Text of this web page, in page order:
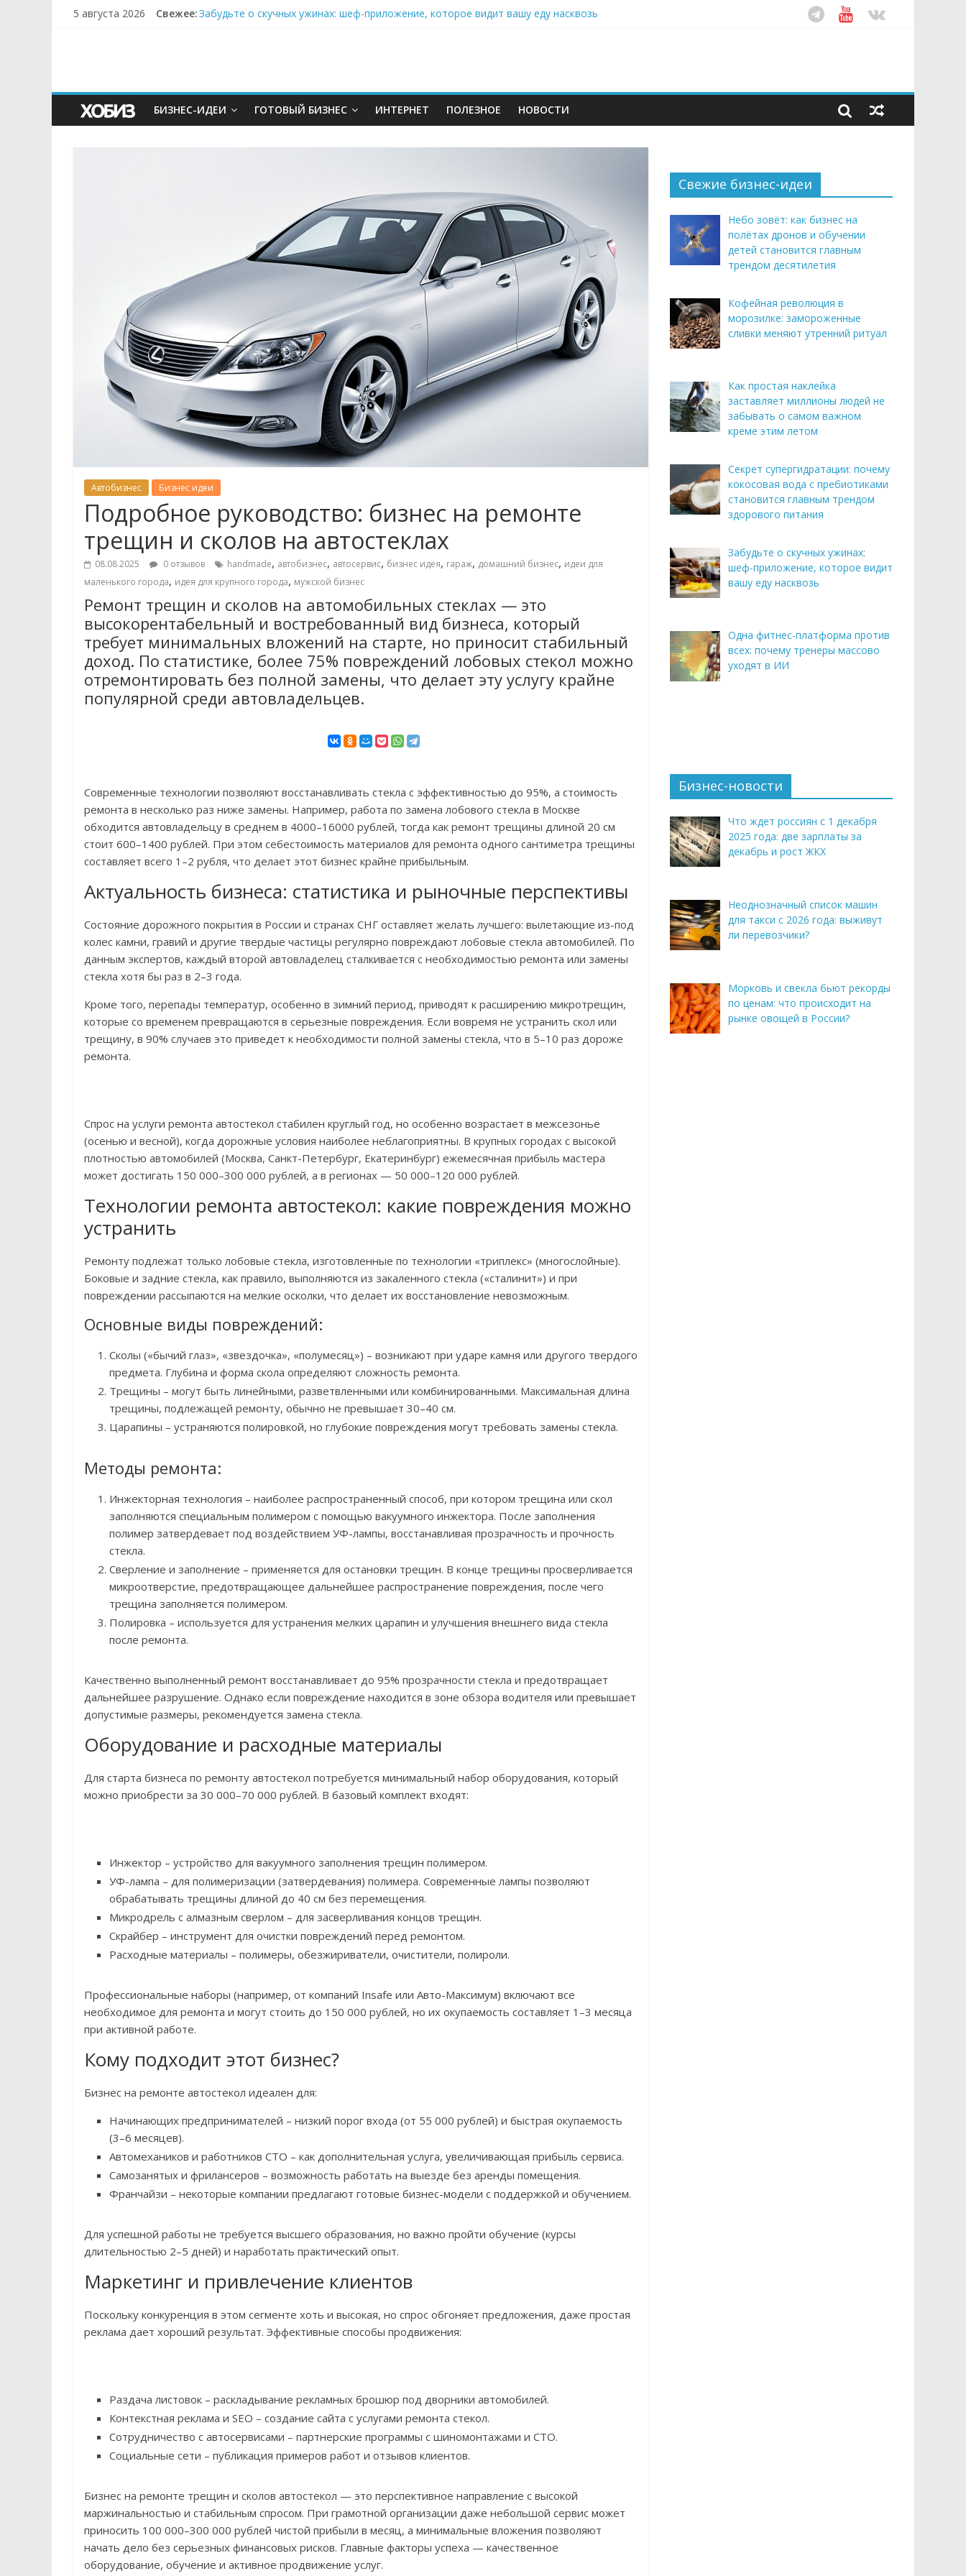
5 августа 2026 Свежее:Забудьте о скучных ужинах: шеф-приложение, которое видит вашу еду насквозь
БИЗНЕС-ИДЕИ ГОТОВЫЙ БИЗНЕС ИНТЕРНЕТ ПОЛЕЗНОЕ НОВОСТИ
Автобизнес Бизнес идеи
Подробное руководство: бизнес на ремонте
трещин и сколов на автостеклах
08.08.2025 0 отзывов handmade, автобизнес, автосервис, бизнес идея, гараж, домашний бизнес, идеи для
маленького города, идея для крупного города, мужской бизнес
Ремонт трещин и сколов на автомобильных стеклах — это
высокорентабельный и востребованный вид бизнеса, который
требует минимальных вложений на старте, но приносит стабильный
доход. По статистике, более 75% повреждений лобовых стекол можно
отремонтировать без полной замены, что делает эту услугу крайне
популярной среди автовладельцев.
Современные технологии позволяют восстанавливать стекла с эффективностью до 95%, а стоимость
ремонта в несколько раз ниже замены. Например, работа по замена лобового стекла в Москве
обходится автовладельцу в среднем в 4000–16000 рублей, тогда как ремонт трещины длиной 20 см
стоит 600–1400 рублей. При этом себестоимость материалов для ремонта одного сантиметра трещины
составляет всего 1–2 рубля, что делает этот бизнес крайне прибыльным.
Актуальность бизнеса: статистика и рыночные перспективы
Состояние дорожного покрытия в России и странах СНГ оставляет желать лучшего: вылетающие из-под
колес камни, гравий и другие твердые частицы регулярно повреждают лобовые стекла автомобилей. По
данным экспертов, каждый второй автовладелец сталкивается с необходимостью ремонта или замены
стекла хотя бы раз в 2–3 года.
Кроме того, перепады температур, особенно в зимний период, приводят к расширению микротрещин,
которые со временем превращаются в серьезные повреждения. Если вовремя не устранить скол или
трещину, в 90% случаев это приведет к необходимости полной замены стекла, что в 5–10 раз дороже
ремонта.
Спрос на услуги ремонта автостекол стабилен круглый год, но особенно возрастает в межсезонье
(осенью и весной), когда дорожные условия наиболее неблагоприятны. В крупных городах с высокой
плотностью автомобилей (Москва, Санкт-Петербург, Екатеринбург) ежемесячная прибыль мастера
может достигать 150 000–300 000 рублей, а в регионах — 50 000–120 000 рублей.
Технологии ремонта автостекол: какие повреждения можно
устранить
Ремонту подлежат только лобовые стекла, изготовленные по технологии «триплекс» (многослойные).
Боковые и задние стекла, как правило, выполняются из закаленного стекла («сталинит») и при
повреждении рассыпаются на мелкие осколки, что делает их восстановление невозможным.
Основные виды повреждений:
Сколы («бычий глаз», «звездочка», «полумесяц») – возникают при ударе камня или другого твердого
предмета. Глубина и форма скола определяют сложность ремонта.
Трещины – могут быть линейными, разветвленными или комбинированными. Максимальная длина
трещины, подлежащей ремонту, обычно не превышает 30–40 см.
Царапины – устраняются полировкой, но глубокие повреждения могут требовать замены стекла.
Методы ремонта:
Инжекторная технология – наиболее распространенный способ, при котором трещина или скол
заполняются специальным полимером с помощью вакуумного инжектора. После заполнения
полимер затвердевает под воздействием УФ-лампы, восстанавливая прозрачность и прочность
стекла.
Сверление и заполнение – применяется для остановки трещин. В конце трещины просверливается
микроотверстие, предотвращающее дальнейшее распространение повреждения, после чего
трещина заполняется полимером.
Полировка – используется для устранения мелких царапин и улучшения внешнего вида стекла
после ремонта.
Качественно выполненный ремонт восстанавливает до 95% прозрачности стекла и предотвращает
дальнейшее разрушение. Однако если повреждение находится в зоне обзора водителя или превышает
допустимые размеры, рекомендуется замена стекла.
Оборудование и расходные материалы
Для старта бизнеса по ремонту автостекол потребуется минимальный набор оборудования, который
можно приобрести за 30 000–70 000 рублей. В базовый комплект входят:
Инжектор – устройство для вакуумного заполнения трещин полимером.
УФ-лампа – для полимеризации (затвердевания) полимера. Современные лампы позволяют
обрабатывать трещины длиной до 40 см без перемещения.
Микродрель с алмазным сверлом – для засверливания концов трещин.
Скрайбер – инструмент для очистки повреждений перед ремонтом.
Расходные материалы – полимеры, обезжириватели, очистители, полироли.
Профессиональные наборы (например, от компаний Insafe или Авто-Максимум) включают все
необходимое для ремонта и могут стоить до 150 000 рублей, но их окупаемость составляет 1–3 месяца
при активной работе.
Кому подходит этот бизнес?
Бизнес на ремонте автостекол идеален для:
Начинающих предпринимателей – низкий порог входа (от 55 000 рублей) и быстрая окупаемость
(3–6 месяцев).
Автомехаников и работников СТО – как дополнительная услуга, увеличивающая прибыль сервиса.
Самозанятых и фрилансеров – возможность работать на выезде без аренды помещения.
Франчайзи – некоторые компании предлагают готовые бизнес-модели с поддержкой и обучением.
Для успешной работы не требуется высшего образования, но важно пройти обучение (курсы
длительностью 2–5 дней) и наработать практический опыт.
Маркетинг и привлечение клиентов
Поскольку конкуренция в этом сегменте хоть и высокая, но спрос обгоняет предложения, даже простая
реклама дает хороший результат. Эффективные способы продвижения:
Раздача листовок – раскладывание рекламных брошюр под дворники автомобилей.
Контекстная реклама и SEO – создание сайта с услугами ремонта стекол.
Сотрудничество с автосервисами – партнерские программы с шиномонтажами и СТО.
Социальные сети – публикация примеров работ и отзывов клиентов.
Бизнес на ремонте трещин и сколов автостекол — это перспективное направление с высокой
маржинальностью и стабильным спросом. При грамотной организации даже небольшой сервис может
приносить 100 000–300 000 рублей чистой прибыли в месяц, а минимальные вложения позволяют
начать дело без серьезных финансовых рисков. Главные факторы успеха — качественное
оборудование, обучение и активное продвижение услуг.
Свежие бизнес-идеи
Небо зовёт: как бизнес на
полётах дронов и обучении
детей становится главным
трендом десятилетия
Кофейная революция в
морозилке: замороженные
сливки меняют утренний ритуал
Как простая наклейка
заставляет миллионы людей не
забывать о самом важном
креме этим летом
Секрет супергидратации: почему
кокосовая вода с пребиотиками
становится главным трендом
здорового питания
Забудьте о скучных ужинах:
шеф-приложение, которое видит
вашу еду насквозь
Одна фитнес-платформа против
всех: почему тренеры массово
уходят в ИИ
Бизнес-новости
Что ждет россиян с 1 декабря
2025 года: две зарплаты за
декабрь и рост ЖКХ
Неоднозначный список машин
для такси с 2026 года: выживут
ли перевозчики?
Морковь и свекла бьют рекорды
по ценам: что происходит на
рынке овощей в России?